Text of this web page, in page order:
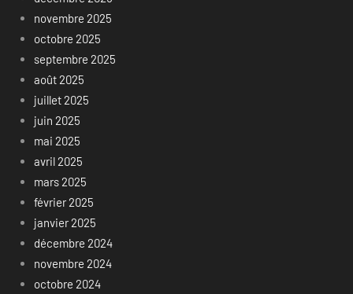
novembre 2025
octobre 2025
septembre 2025
août 2025
juillet 2025
juin 2025
mai 2025
avril 2025
mars 2025
février 2025
janvier 2025
décembre 2024
novembre 2024
octobre 2024